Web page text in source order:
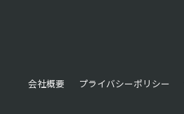
会社概要 プライバシーポリシー